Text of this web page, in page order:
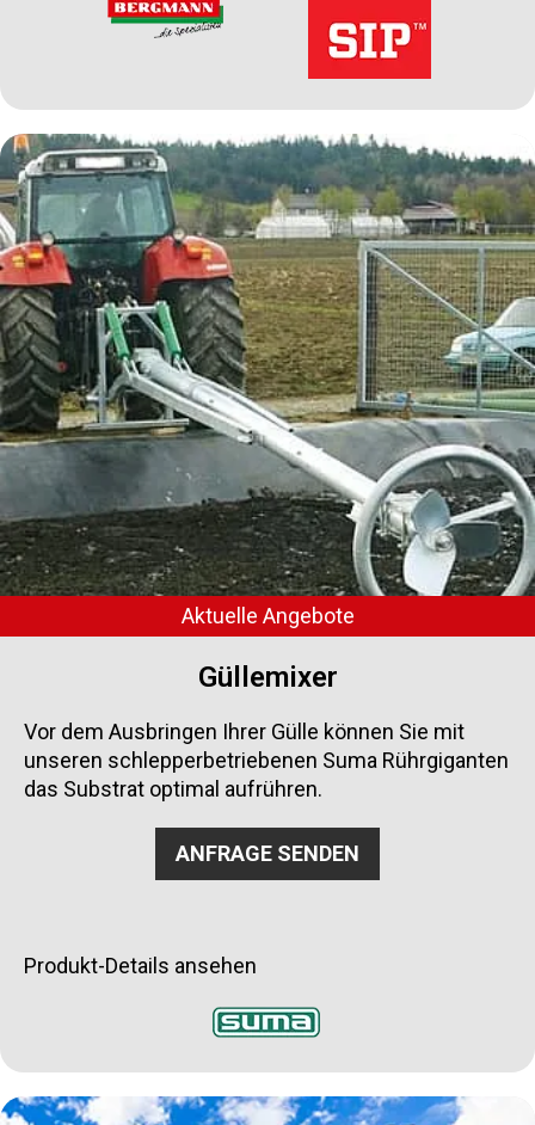
Aktuelle Angebote
Güllemixer
Vor dem Ausbringen Ihrer Gülle können Sie mit
unseren schlepperbetriebenen Suma Rührgiganten
das Substrat optimal aufrühren.
ANFRAGE SENDEN
Produkt-Details ansehen